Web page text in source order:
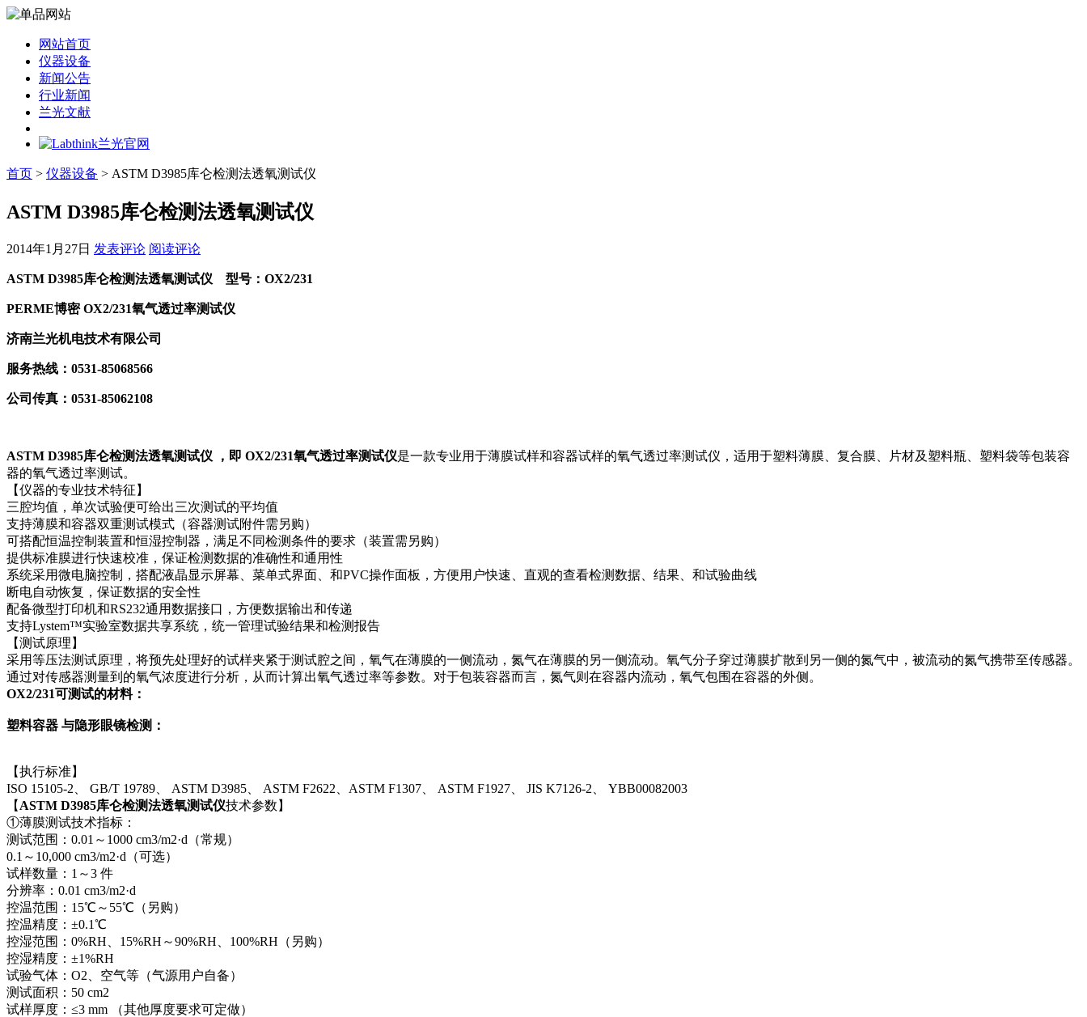
网站首页
仪器设备
新闻公告
行业新闻
兰光文献
首页 > 仪器设备 > ASTM D3985库仑检测法透氧测试仪
ASTM D3985库仑检测法透氧测试仪
2014年1月27日 发表评论 阅读评论
ASTM D3985库仑检测法透氧测试仪 型号：OX2/231
PERME博密 OX2/231氧气透过率测试仪
济南兰光机电技术有限公司
服务热线：0531-85068566
公司传真：0531-85062108
ASTM D3985库仑检测法透氧测试仪 ，即 OX2/231氧气透过率测试仪是一款专业用于薄膜试样和容器试样的氧气透过率测试仪，适用于塑料薄膜、复合膜、片材及塑料瓶、塑料袋等包装容
器的氧气透过率测试。
【仪器的专业技术特征】
三腔均值，单次试验便可给出三次测试的平均值
支持薄膜和容器双重测试模式（容器测试附件需另购）
可搭配恒温控制装置和恒湿控制器，满足不同检测条件的要求（装置需另购）
提供标准膜进行快速校准，保证检测数据的准确性和通用性
系统采用微电脑控制，搭配液晶显示屏幕、菜单式界面、和PVC操作面板，方便用户快速、直观的查看检测数据、结果、和试验曲线
断电自动恢复，保证数据的安全性
配备微型打印机和RS232通用数据接口，方便数据输出和传递
支持Lystem™实验室数据共享系统，统一管理试验结果和检测报告
【测试原理】
采用等压法测试原理，将预先处理好的试样夹紧于测试腔之间，氧气在薄膜的一侧流动，氮气在薄膜的另一侧流动。氧气分子穿过薄膜扩散到另一侧的氮气中，被流动的氮气携带至传感器。
通过对传感器测量到的氧气浓度进行分析，从而计算出氧气透过率等参数。对于包装容器而言，氮气则在容器内流动，氧气包围在容器的外侧。
OX2/231可测试的材料：
塑料容器 与隐形眼镜检测：
【执行标准】
ISO 15105-2、 GB/T 19789、 ASTM D3985、 ASTM F2622、ASTM F1307、 ASTM F1927、 JIS K7126-2、 YBB00082003
【 ASTM D3985库仑检测法透氧测试仪技术参数】
①薄膜测试技术指标：
测试范围：0.01～1000 cm3/m2·d（常规）
0.1～10,000 cm3/m2·d（可选）
试样数量：1～3 件
分辨率：0.01 cm3/m2·d
控温范围：15℃～55℃（另购）
控温精度：±0.1℃
控湿范围：0%RH、15%RH～90%RH、100%RH（另购）
控湿精度：±1%RH
试验气体：O2、空气等（气源用户自备）
测试面积：50 cm2
试样厚度：≤3 mm （其他厚度要求可定做）